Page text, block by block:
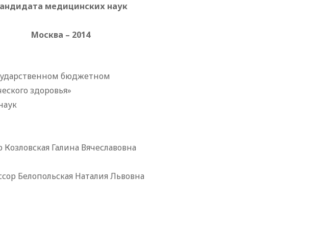
медицинских наук
Москва – 2014
бюджетном
здоровья»
Галина Вячеславовна
Белопольская Наталия Львовна